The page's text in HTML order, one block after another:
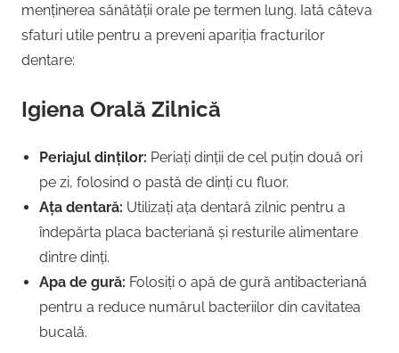
menținerea sănătății orale pe termen lung. Iată câteva
sfaturi utile pentru a preveni apariția fracturilor
dentare:
Igiena Orală Zilnică
Periajul dinților: Periați dinții de cel puțin două ori
pe zi, folosind o pastă de dinți cu fluor.
Ața dentară: Utilizați ața dentară zilnic pentru a
îndepărta placa bacteriană și resturile alimentare
dintre dinți.
Apa de gură: Folosiți o apă de gură antibacteriană
pentru a reduce numărul bacteriilor din cavitatea
bucală.